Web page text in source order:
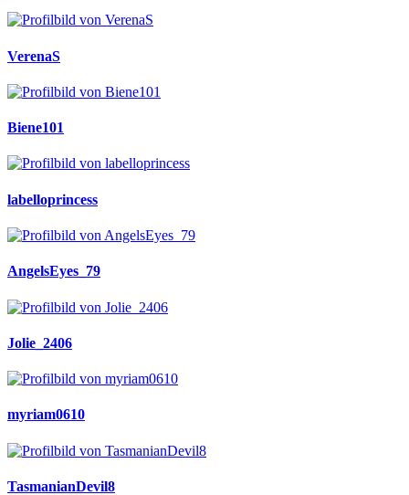
VerenaS
Biene101
labelloprincess
AngelsEyes_79
Jolie_2406
myriam0610
TasmanianDevil8